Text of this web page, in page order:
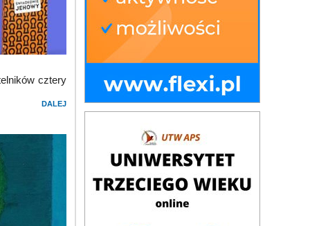
cztery
DALEJ